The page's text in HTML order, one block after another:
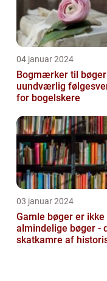
04 januar 2024
Bogmærker til
uundværlig
for bogelskere
03 januar 2024
Gamle bøger er ikke
almindelige bøger -
skatkamre af